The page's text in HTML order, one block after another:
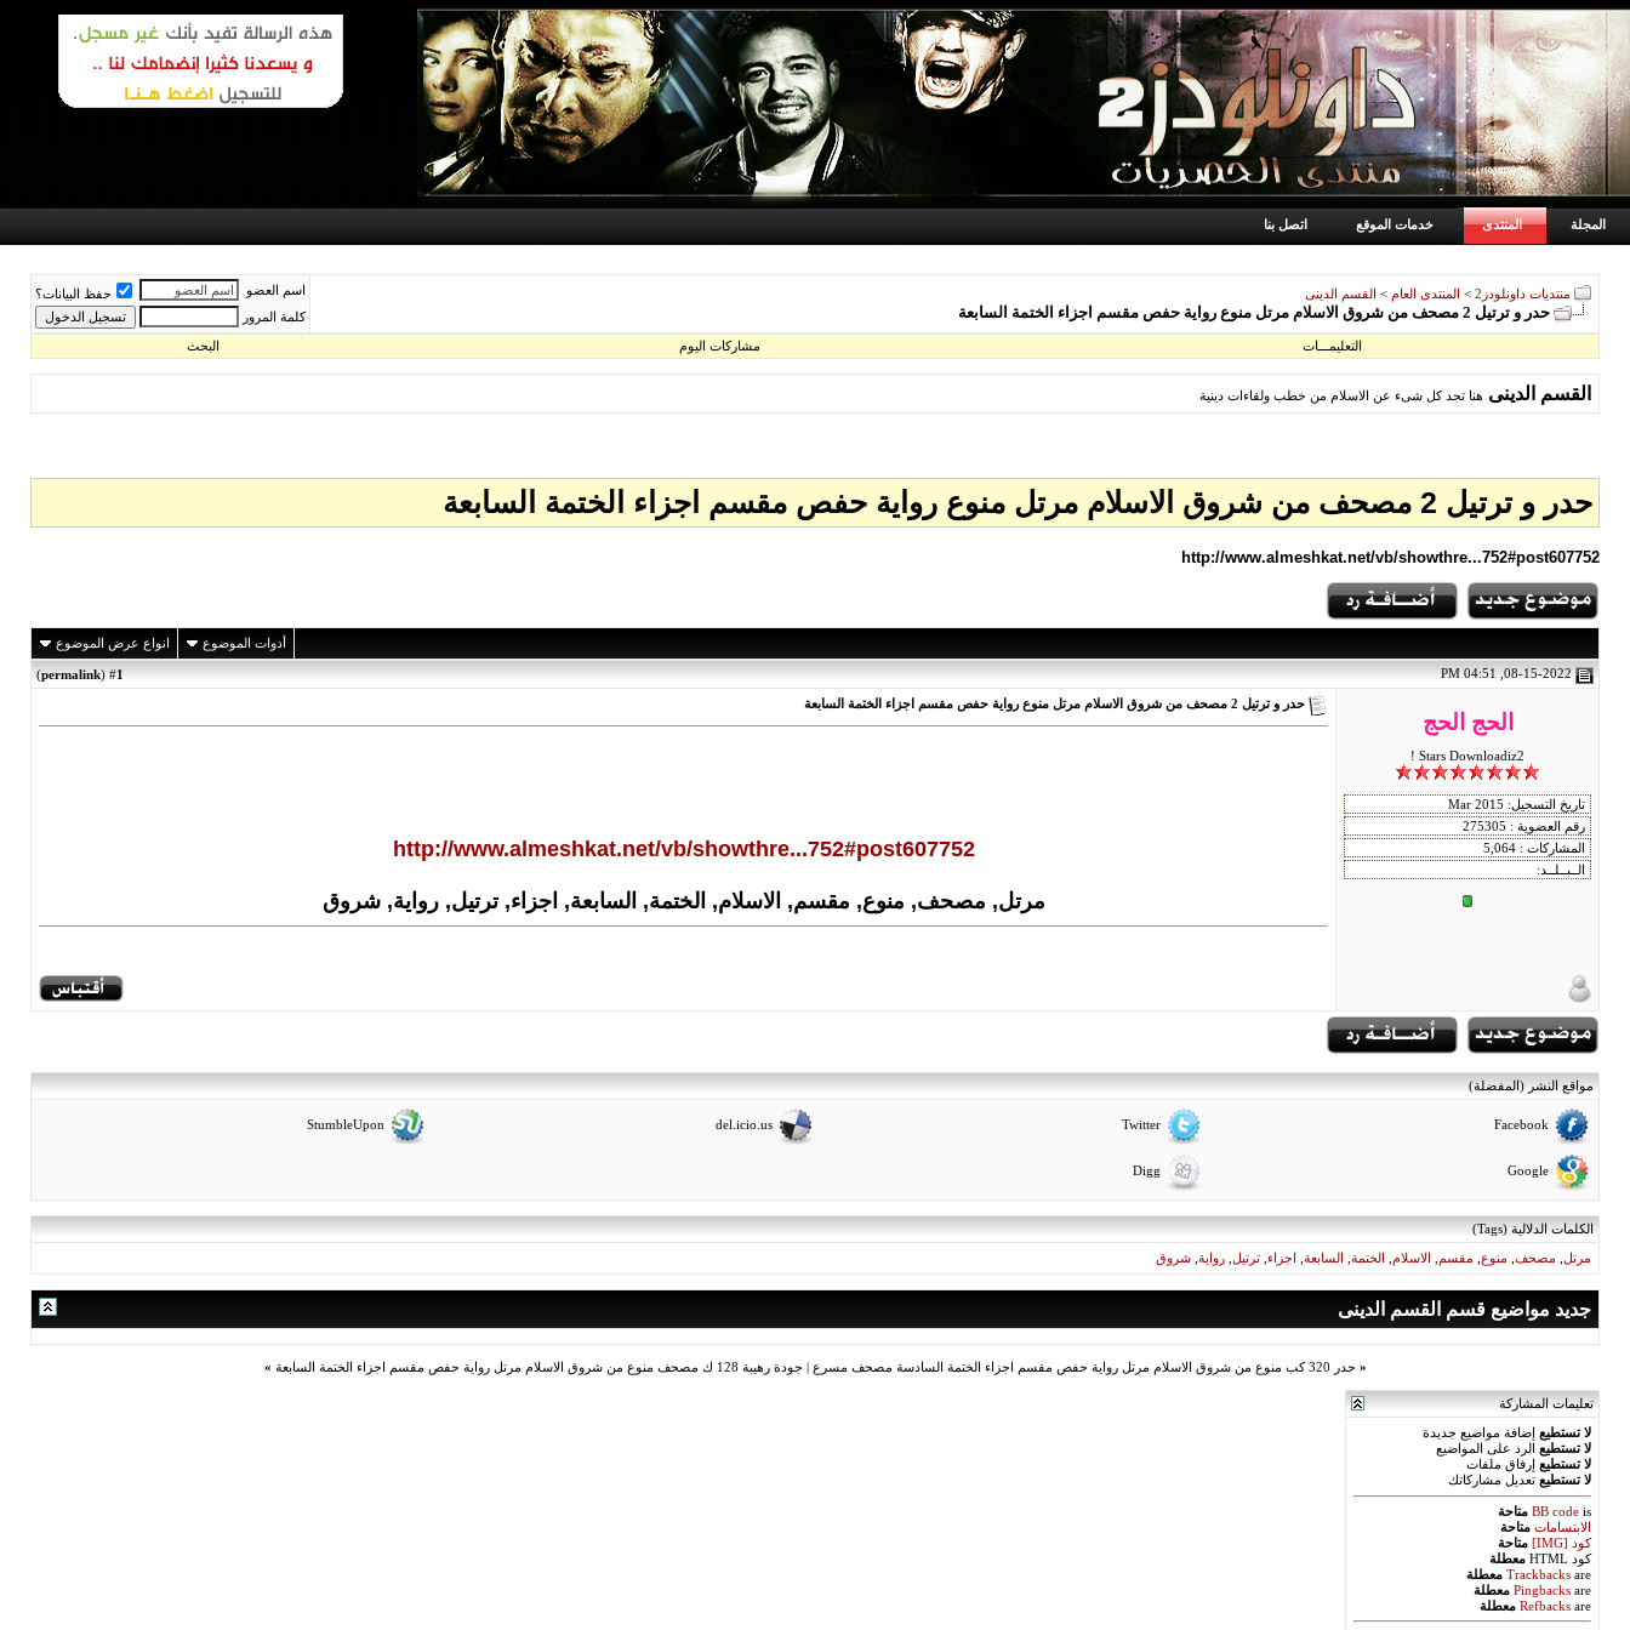
المجلة المنتدى خدمات الموقع اتصل بنا
منتديات داونلودز2 > المنتدى العام > القسم الدينى
حدر و ترتيل 2 مصحف من شروق الاسلام مرتل منوع رواية حفص مقسم اجزاء الختمة السابعة
اسم العضو
حفظ البيانات؟
كلمة المرور
التعليمـــات مشاركات اليوم البحث
القسم الدينى هنا تجد كل شىء عن الاسلام من خطب ولقاءات دينية
حدر و ترتيل 2 مصحف من شروق الاسلام مرتل منوع رواية حفص مقسم اجزاء الختمة السابعة
http://www.almeshkat.net/vb/showthre...752#post607752
أدوات الموضوع انواع عرض الموضوع
1
(
permalink
)
الحج الحج
Stars Downloadiz2 !
حدر و ترتيل 2 مصحف من شروق الاسلام مرتل منوع رواية حفص مقسم اجزاء الختمة السابعة
http://www.almeshkat.net/vb/showthre...752#post607752
مرتل, مصحف, منوع, مقسم, الاسلام, الختمة, السابعة, اجزاء, ترتيل, رواية, شروق
مواقع النشر (المفضلة)
Facebook
Twitter
del.icio.us
StumbleUpon
Google
Digg
الكلمات الدلالية (Tags)
مرتل, مصحف, منوع, مقسم, الاسلام, الختمة, السابعة, اجزاء, ترتيل, رواية, شروق
جديد مواضيع قسم القسم الدينى
« حدر 320 كب منوع من شروق الاسلام مرتل رواية حفص مقسم اجزاء الختمة السادسة مصحف مسرع جودة رهيبة 128 ك مصحف منوع من شروق الاسلام مرتل رواية حفص مقسم اجزاء الختمة السابعة »
تعليمات المشاركة
لا تستطيع إضافة مواضيع جديدة
لا تستطيع الرد على المواضيع
لا تستطيع إرفاق ملفات
لا تستطيع تعديل مشاركاتك
BB code is
متاحة
الابتسامات متاحة
كود [IMG]
متاحة
كود HTML
معطلة
Trackbacks are
معطلة
Pingbacks are
معطلة
Refbacks are معطلة